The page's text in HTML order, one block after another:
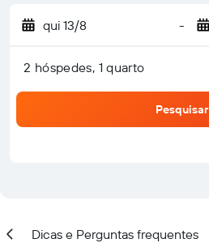
qui 13/8 -
2 hóspedes, 1 quarto
Pesquisar
Dicas e Perguntas frequentes